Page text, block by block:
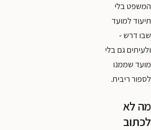
המשפט בלי
תיעוד למועד
שבו דרש -
ולעיתים גם בלי
מועד שממנו
לספור ריבית.
מה לא
לכתוב